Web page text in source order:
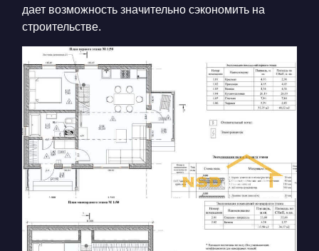
дает возможность значительно сэкономить на
строительстве.